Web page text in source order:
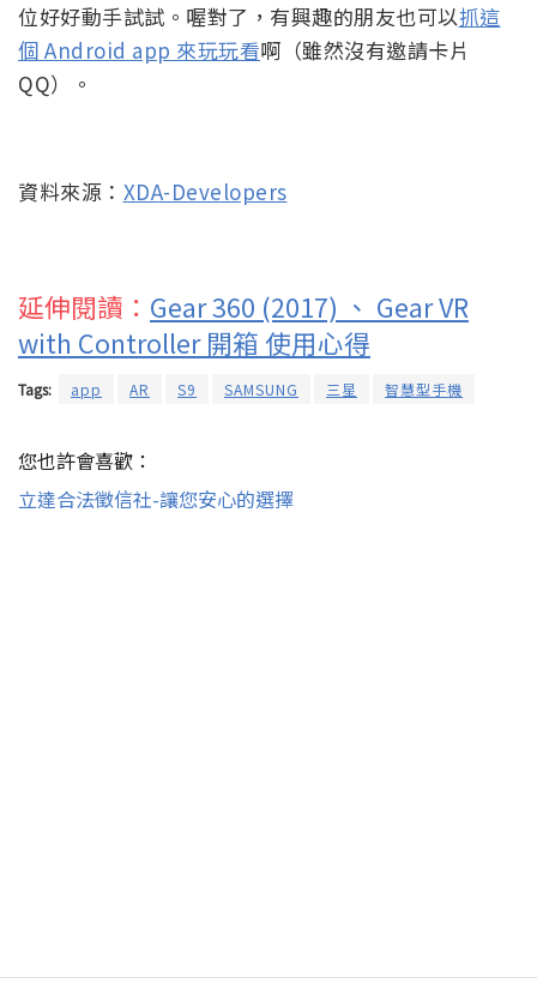
位好好動手試試。喔對了，有興趣的朋友也可以抓這
個 Android app 來玩玩看啊（雖然沒有邀請卡片
QQ）。
資料來源： XDA-Developers
延伸閱讀： Gear 360 (2017) 、 Gear VR
with Controller 開箱 使用心得
Tags: app AR S9 SAMSUNG 三星 智慧型手機
您也許會喜歡：
立達合法徵信社-讓您安心的選擇